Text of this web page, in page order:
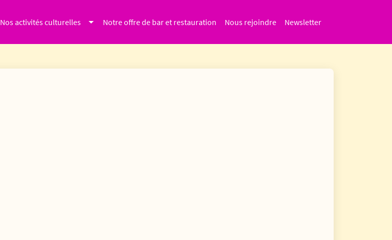
Nos activités culturelles Notre offre de bar et restauration Nous rejoindre Newsletter